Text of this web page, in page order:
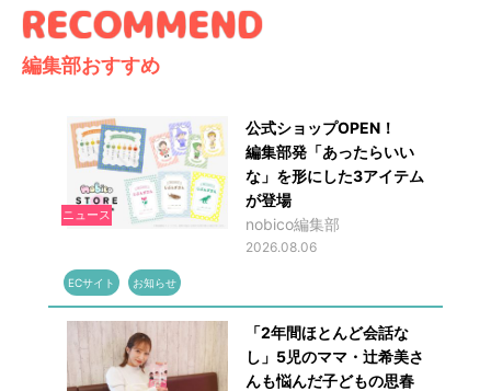
編集部おすすめ
ニュース
公式ショップOPEN！
編集部発「あったらいい
な」を形にした3アイテム
が登場
nobico編集部
2026.08.06
ECサイト お知らせ
「2年間ほとんど会話な
し」5児のママ・辻希美さ
んも悩んだ子どもの思春